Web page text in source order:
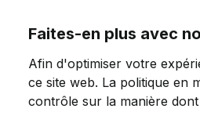
Faites-en plus avec
Afin d'optimiser votre
ce site web. La politique en
contrôle sur la manière